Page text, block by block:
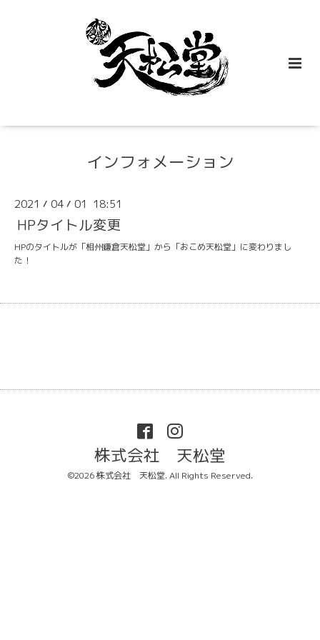
インフォメーション
2021 / 04 / 01 18:51
HPタイトル変更
HPのタイトルが「相州鎌倉天松堂」から「おこめ天松堂」に変わりまし
た！
株式会社 天松堂
©2026株式会社 天松堂. All Rights Reserved.